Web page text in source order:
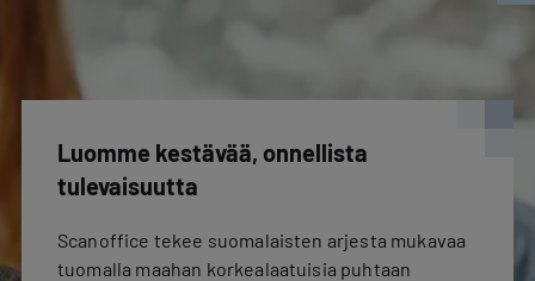
Luomme kestävää, onnellista
tulevaisuutta
Scanoffice tekee suomalaisten arjesta mukavaa
tuomalla maahan korkealaatuisia puhtaan